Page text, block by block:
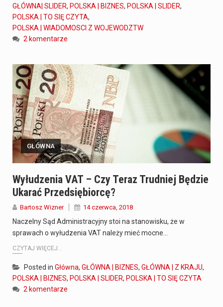
GŁÓWNA| SLIDER, POLSKA | BIZNES, POLSKA | SLIDER,
POLSKA | TO SIĘ CZYTA,
POLSKA | WIADOMOSCI Z WOJEWODZTW
2 komentarze
GŁÓWNA
Wyłudzenia VAT – Czy Teraz Trudniej Będzie
Ukarać Przedsiębiorcę?
Bartosz Wizner 14 czerwca, 2018
Naczelny Sąd Administracyjny stoi na stanowisku, że w
sprawach o wyłudzenia VAT należy mieć mocne…
CZYTAJ WIĘCEJ...
Posted in Główna, GŁÓWNA | BIZNES, GŁÓWNA | Z KRAJU,
POLSKA | BIZNES, POLSKA | SLIDER, POLSKA | TO SIĘ CZYTA
2 komentarze